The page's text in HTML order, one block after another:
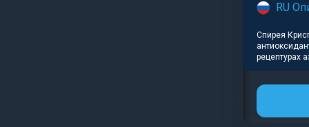
RU
Спирея
рецептурах